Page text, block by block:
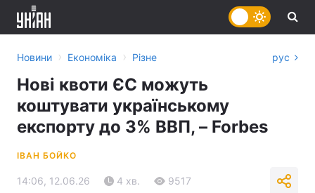
Новини › Економіка › Різне рус
Нові квоти ЄС можуть
коштувати українському
експорту до 3% ВВП, – Forbes
ІВАН БОЙКО
14:06, 12.06.26 4 хв. 9517